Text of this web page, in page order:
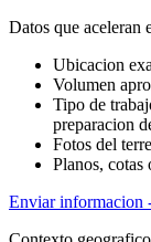
Datos que aceleran
Ubicacion
Volumen
Tipo de
preparacion
Fotos del
Planos, cotas
Enviar informacion